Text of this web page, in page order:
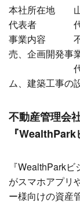
本社所在地 山
代表者 代表
事業内容 不動
売、企画開発事
代理店業
ム、建築工事の
不動産管理会
『
『WealthPark
がスマホアプリ
ー様向けの資産